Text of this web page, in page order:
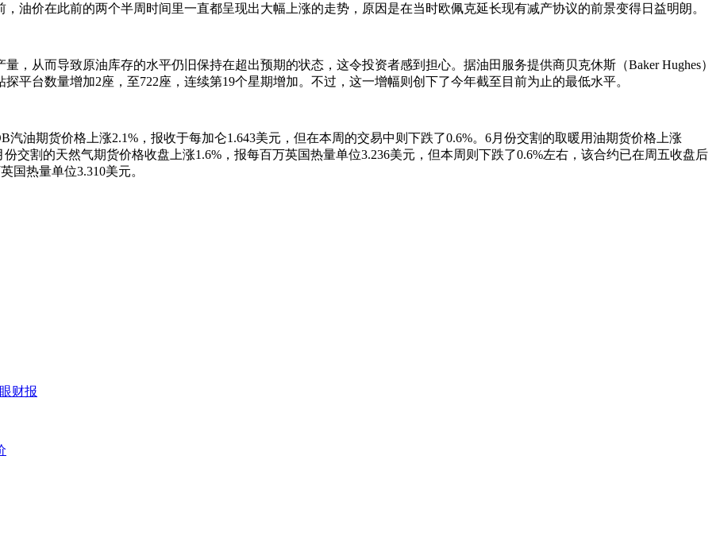
油价在此前的两个半周时间里一直都呈现出大幅上涨的走势，原因是在当时欧佩克延长现有减产协议的前景变得日益明朗。
从而导致原油库存的水平仍旧保持在超出预期的状态，这令投资者感到担心。据油田服务提供商贝克休斯（Baker Hughes）
平台数量增加2座，至722座，连续第19个星期增加。不过，这一增幅则创下了今年截至目前为止的最低水平。
期货价格上涨2.1%，报收于每加仑1.643美元，但在本周的交易中则下跌了0.6%。6月份交割的取暖用油期货价格上涨
交割的天然气期货价格收盘上涨1.6%，报每百万英国热量单位3.236美元，但本周则下跌了0.6%左右，该合约已在周五收盘后
国热量单位3.310美元。